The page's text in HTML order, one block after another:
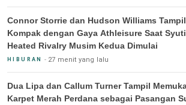
Connor Storrie dan Hudson Williams Tampil
Kompak dengan Gaya Athleisure Saat
Heated Rivalry Musim Kedua Dimulai
HIBURAN 27 menit yang lalu
Dua Lipa dan Callum Turner Tampil
Karpet Merah Perdana sebagai Pasangan